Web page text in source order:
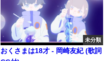
未分類
おくさまは18才 - 岡崎友紀 (歌詞